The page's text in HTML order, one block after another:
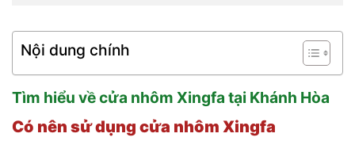
Nội dung chính
Tìm hiểu về cửa nhôm Xingfa tại Khánh Hòa
Có nên sử dụng cửa nhôm Xingfa